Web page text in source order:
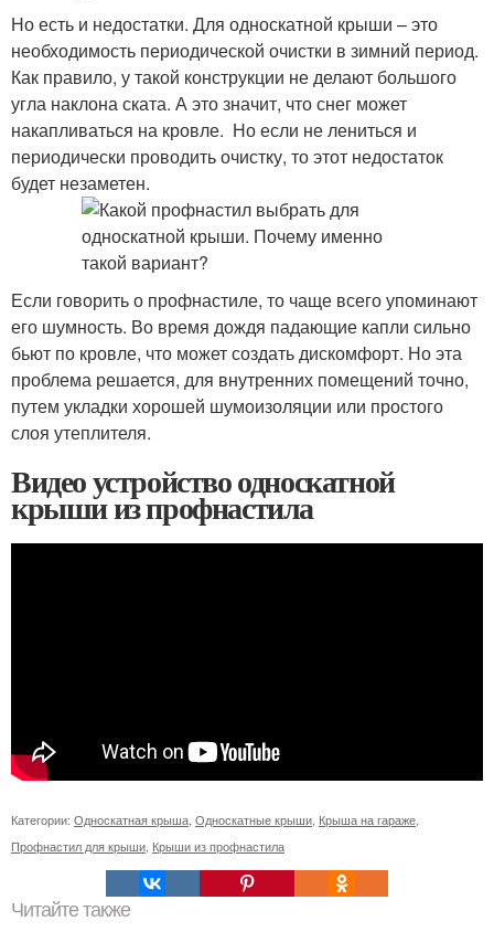
Но есть и недостатки. Для односкатной крыши – это
необходимость периодической очистки в зимний период.
Как правило, у такой конструкции не делают большого
угла наклона ската. А это значит, что снег может
накапливаться на кровле. Но если не лениться и
периодически проводить очистку, то этот недостаток
будет незаметен.
Если говорить о профнастиле, то чаще всего упоминают
его шумность. Во время дождя падающие капли сильно
бьют по кровле, что может создать дискомфорт. Но эта
проблема решается, для внутренних помещений точно,
путем укладки хорошей шумоизоляции или простого
слоя утеплителя.
Видео устройство односкатной
крыши из профнастила
Категории: Односкатная крыша Односкатные крыши Крыша на гараже
Профнастил для крыши Крыши из профнастила
Читайте также